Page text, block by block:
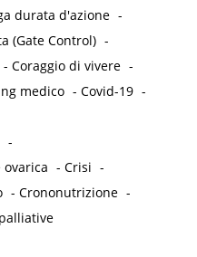
durata d'azione -
(Gate Control) -
-Coraggio di vivere -
medico -Covid-19 -
-
-Crisi -
-Crononutrizione -